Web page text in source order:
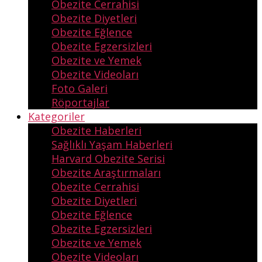
Obezite Cerrahisi
Obezite Diyetleri
Obezite Eğlence
Obezite Egzersizleri
Obezite ve Yemek
Obezite Videoları
Foto Galeri
Röportajlar
Kategoriler
Obezite Haberleri
Sağlıklı Yaşam Haberleri
Harvard Obezite Serisi
Obezite Araştırmaları
Obezite Cerrahisi
Obezite Diyetleri
Obezite Eğlence
Obezite Egzersizleri
Obezite ve Yemek
Obezite Videoları